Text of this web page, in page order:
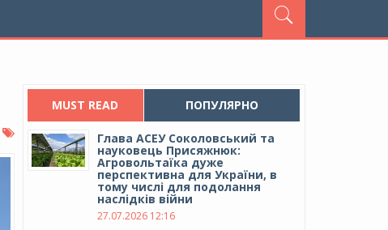
MUST READ ПОПУЛЯРНО
Глава АСЕУ Соколовський та
науковець Присяжнюк:
Агровольтаїка дуже
перспективна для України, в
тому числі для подолання
наслідків війни
27.07.2026 12:16